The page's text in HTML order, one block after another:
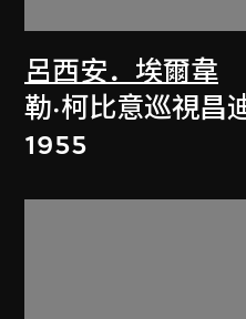
呂西安．埃爾韋
勒·柯比意巡視昌
1955